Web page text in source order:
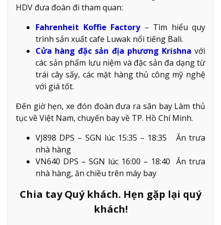
HDV đưa đoàn đi tham quan:
Fahrenheit Koffie Factory– Tìm hiểu quy
trình sản xuất cafe Luwak nổi tiếng Bali.
Cửa hàng đặc sản địa phương Krishna với
các sản phẩm lưu niệm và đặc sản đa dạng từ
trái cây sấy, các mặt hàng thủ công mỹ nghệ
với giá tốt.
Đến giờ hẹn, xe đón đoàn đưa ra sân bay Làm thủ
tục về Việt Nam, chuyến bay về TP. Hồ Chí Minh.
VJ898 DPS – SGN lúc 15:35 – 18:35 Ăn trưa
nhà hàng
VN640 DPS – SGN lúc 16:00 – 18:40 Ăn trưa
nhà hàng, ăn chiều trên máy bay
Chia tay Quý khách. Hẹn gặp lại quý
khách!